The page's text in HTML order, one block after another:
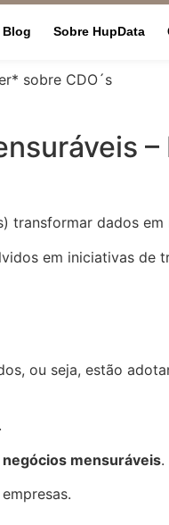
Blog Sobre HupData
sobre CDO´s
transformar dados
em iniciativas de
ou seja, estão
mensuráveis.